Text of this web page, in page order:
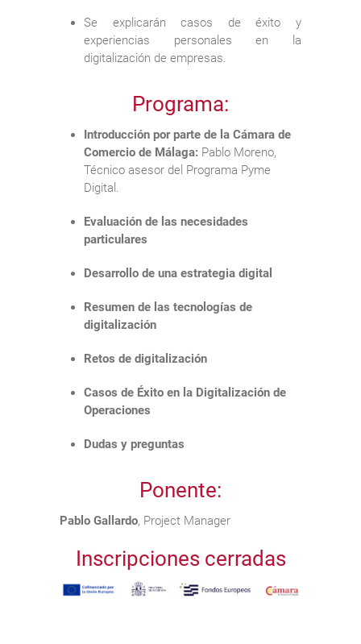
Se explicarán casos de éxito y
experiencias personales en la
digitalización de empresas.
Programa:
Introducción por parte de la Cámara de
Comercio de Málaga: Pablo Moreno,
Técnico asesor del Programa Pyme
Digital.
Evaluación de las necesidades
particulares
Desarrollo de una estrategia digital
Resumen de las tecnologías de
digitalización
Retos de digitalización
Casos de Éxito en la Digitalización de
Operaciones
Dudas y preguntas
Ponente:
Pablo Gallardo, Project Manager
Inscripciones cerradas